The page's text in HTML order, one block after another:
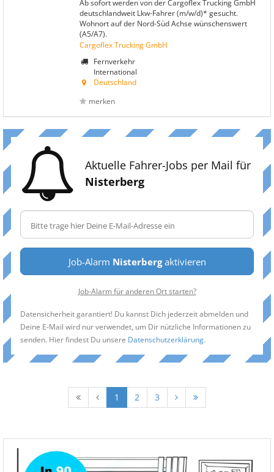
Ab sofort werden von der Cargoflex Trucking GmbH
deutschlandweit Lkw-Fahrer (m/w/d)* gesucht.
Wohnort auf der Nord-Süd Achse wünschenswert
(A5/A7).
Cargoflex Trucking GmbH
Fernverkehr
International
Deutschland
merken
Aktuelle Fahrer-Jobs per Mail für
Nisterberg
Job-Alarm Nisterbergaktivieren
Job-Alarm für anderen Ort starten?
Datensicherheit garantiert! Du kannst Dich jederzeit abmelden und
Deine E-Mail wird nur verwendet, um Dir nützliche Informationen zu
senden. Hier findest Du unsere Datenschutzerklärung.
1 2 3